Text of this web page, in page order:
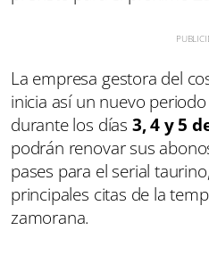
La empresa gestora del
inicia así un nuevo
durante los días 3, 4 y 5
podrán renovar sus
pases para el serial
principales citas de la
zamorana.